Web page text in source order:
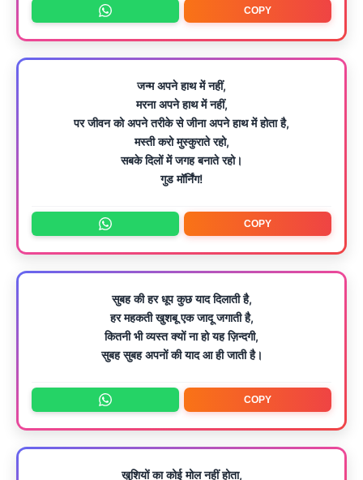
COPY
जन्म अपने हाथ में नहीं,
मरना अपने हाथ में नहीं,
पर जीवन को अपने तरीके से जीना अपने हाथ में होता है,
मस्ती करो मुस्कुराते रहो,
सबके दिलों में जगह बनाते रहो।
गुड मॉर्निंग!
COPY
सुबह की हर धूप कुछ याद दिलाती है,
हर महकती खुशबू एक जादू जगाती है,
कितनी भी व्यस्त क्यों ना हो यह ज़िन्दगी,
सुबह सुबह अपनों की याद आ ही जाती है।
COPY
खुशियों का कोई मोल नहीं होता,